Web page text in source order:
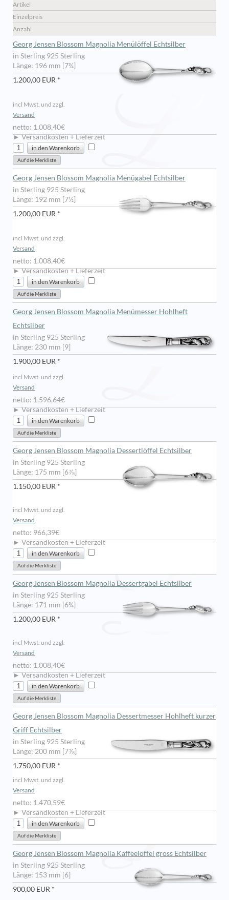
Artikel
Einzelpreis
Anzahl
Georg Jensen Blossom Magnolia Menülöffel Echtsilber
in Sterling 925 Sterling
Länge: 196 mm [7¾]
1.200,00 EUR *
incl Mwst. und zzgl.
Versand
netto: 1.008,40€
► Versandkosten + Lieferzeit
Georg Jensen Blossom Magnolia Menügabel Echtsilber
in Sterling 925 Sterling
Länge: 192 mm [7½]
1.200,00 EUR *
incl Mwst. und zzgl.
Versand
netto: 1.008,40€
► Versandkosten + Lieferzeit
Georg Jensen Blossom Magnolia Menümesser Hohlheft
Echtsilber
in Sterling 925 Sterling
Länge: 230 mm [9]
1.900,00 EUR *
incl Mwst. und zzgl.
Versand
netto: 1.596,64€
► Versandkosten + Lieferzeit
Georg Jensen Blossom Magnolia Dessertlöffel Echtsilber
in Sterling 925 Sterling
Länge: 175 mm [6⅞]
1.150,00 EUR *
incl Mwst. und zzgl.
Versand
netto: 966,39€
► Versandkosten + Lieferzeit
Georg Jensen Blossom Magnolia Dessertgabel Echtsilber
in Sterling 925 Sterling
Länge: 171 mm [6¾]
1.200,00 EUR *
incl Mwst. und zzgl.
Versand
netto: 1.008,40€
► Versandkosten + Lieferzeit
Georg Jensen Blossom Magnolia Dessertmesser Hohlheft kurzer
Griff Echtsilber
in Sterling 925 Sterling
Länge: 200 mm [7⅞]
1.750,00 EUR *
incl Mwst. und zzgl.
Versand
netto: 1.470,59€
► Versandkosten + Lieferzeit
Georg Jensen Blossom Magnolia Kaffeelöffel gross Echtsilber
in Sterling 925 Sterling
Länge: 153 mm [6]
900,00 EUR *